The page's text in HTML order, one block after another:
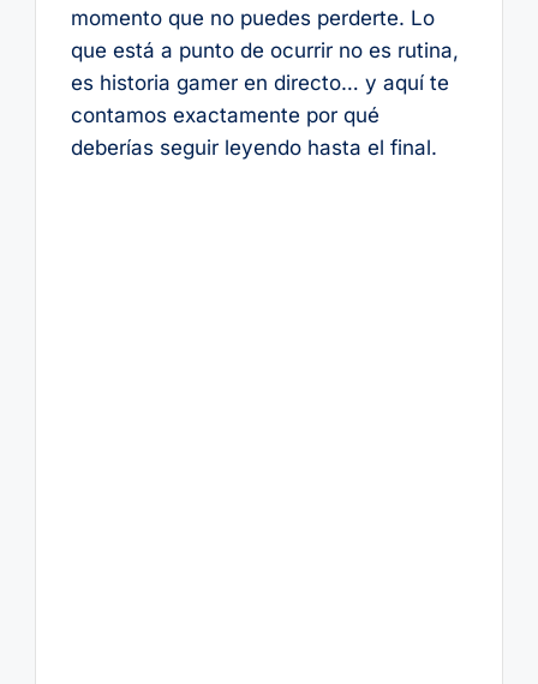
momento que no puedes perderte. Lo
que está a punto de ocurrir no es rutina,
es historia gamer en directo… y aquí te
contamos exactamente por qué
deberías seguir leyendo hasta el final.